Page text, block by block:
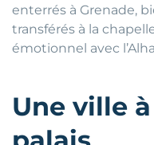
enterrés à Grenade,
transférés à la
émotionnel avec
Une ville